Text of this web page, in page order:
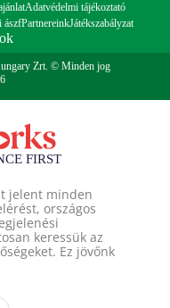
Adatvédelmi tájékoztató
ászfPartnereinkJátékszabályzat
Zrt. © Minden jog
jelent minden
országos
keressük az
Ez jövőnk